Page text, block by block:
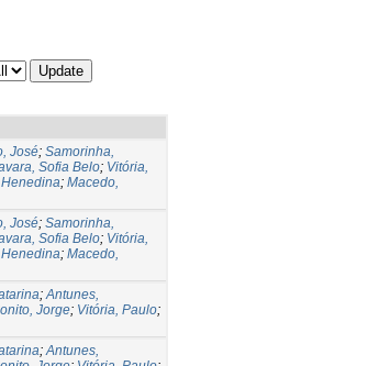
José; Samorinha,
Sofia Belo; Vitória,
; Macedo,
José; Samorinha,
Sofia Belo; Vitória,
; Macedo,
;Antunes,
Jorge; Vitória, Paulo;
;Antunes,